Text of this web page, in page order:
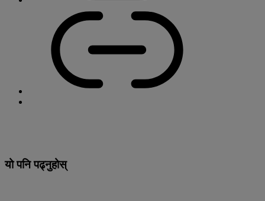
यो पनि पढ्नुहोस्